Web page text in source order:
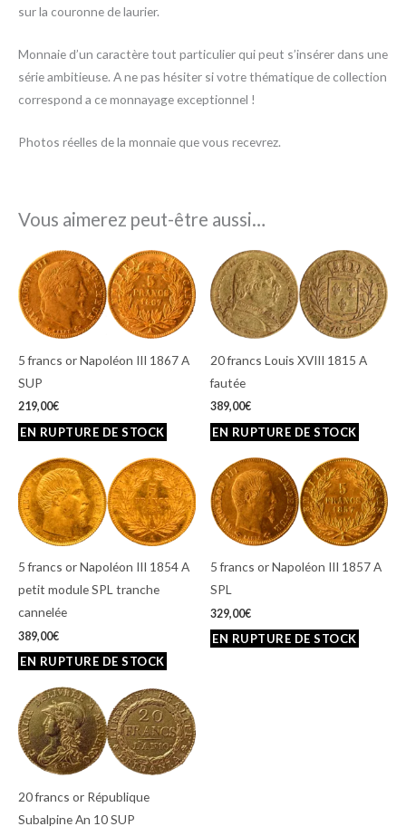
sur la couronne de laurier.
Monnaie d’un caractère tout particulier qui peut s’insérer dans une
série ambitieuse. A ne pas hésiter si votre thématique de collection
correspond a ce monnayage exceptionnel !
Photos réelles de la monnaie que vous recevrez.
Vous aimerez peut-être aussi…
5 francs or Napoléon III 1867 A
SUP
219,00€
20 francs Louis XVIII 1815 A
fautée
389,00€
5 francs or Napoléon III 1854 A
petit module SPL tranche
cannelée
389,00€
5 francs or Napoléon III 1857 A
SPL
329,00€
20 francs or République
Subalpine An 10 SUP